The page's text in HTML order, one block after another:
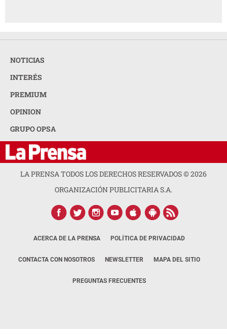
NOTICIAS
INTERÉS
PREMIUM
OPINION
GRUPO OPSA
LA PRENSA TODOS LOS DERECHOS RESERVADOS ©2026
ORGANIZACIÓN PUBLICITARIA S.A.
ACERCA DE LA PRENSA POLÍTICA DE PRIVACIDAD
CONTACTA CON NOSOTROS NEWSLETTER MAPA DEL SITIO
PREGUNTAS FRECUENTES